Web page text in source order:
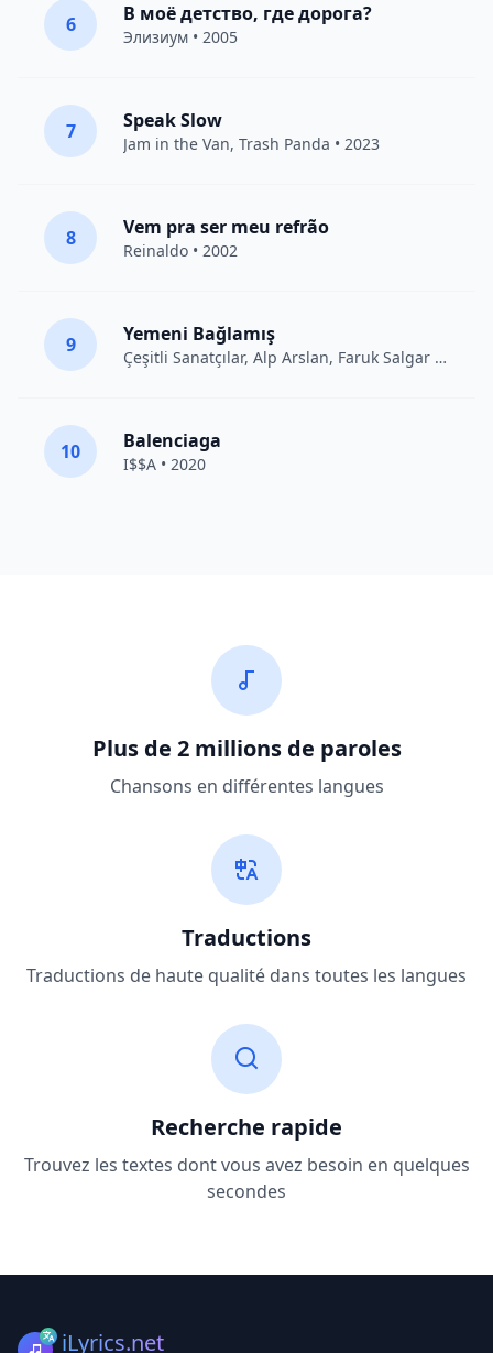
6 В моё детство, где дорога?
Элизиум • 2005
7 Speak Slow
Jam in the Van, Trash Panda • 2023
8 Vem pra ser meu refrão
Reinaldo • 2002
9 Yemeni Bağlamış
Çeşitli Sanatçılar, Alp Arslan, Faruk Salgar • 2012
10 Balenciaga
I$$A • 2020
Plus de 2 millions de paroles
Chansons en différentes langues
Traductions
Traductions de haute qualité dans toutes les langues
Recherche rapide
Trouvez les textes dont vous avez besoin en quelques
secondes
iLyrics.net